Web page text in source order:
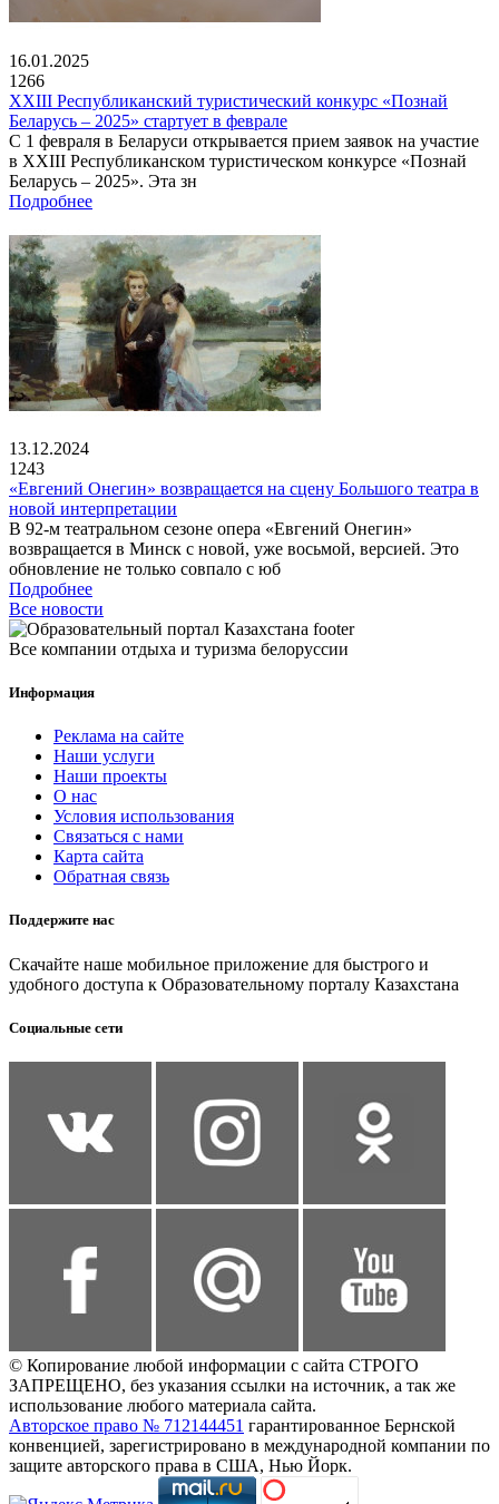
16.01.2025
1266
XXIII Республиканский туристический конкурс «Познай
Беларусь – 2025» стартует в феврале
С 1 февраля в Беларуси открывается прием заявок на участие
в XXIII Республиканском туристическом конкурсе «Познай
Беларусь – 2025». Эта зн
Подробнее
13.12.2024
1243
«Евгений Онегин» возвращается на сцену Большого театра в
новой интерпретации
В 92-м театральном сезоне опера «Евгений Онегин»
возвращается в Минск с новой, уже восьмой, версией. Это
обновление не только совпало с юб
Подробнее
Все новости
Все компании отдыха и туризма белоруссии
Информация
Реклама на сайте
Наши услуги
Наши проекты
О нас
Условия использования
Связаться с нами
Карта сайта
Обратная связь
Поддержите нас
Скачайте наше мобильное приложение для быстрого и
удобного доступа к Образовательному порталу Казахстана
Социальные сети
© Копирование любой информации с сайта СТРОГО
ЗАПРЕЩЕНО, без указания ссылки на источник, а так же
использование любого материала сайта.
Авторское право № 712144451 гарантированное Бернской
конвенцией, зарегистрировано в международной компании по
защите авторского права в США, Нью Йорк.